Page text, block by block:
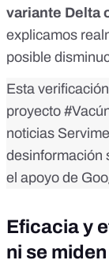
variante Delta
explicamos
posible
Esta
proyecto
noticias
desinformación
el apoyo de
Eficacia y
ni se miden